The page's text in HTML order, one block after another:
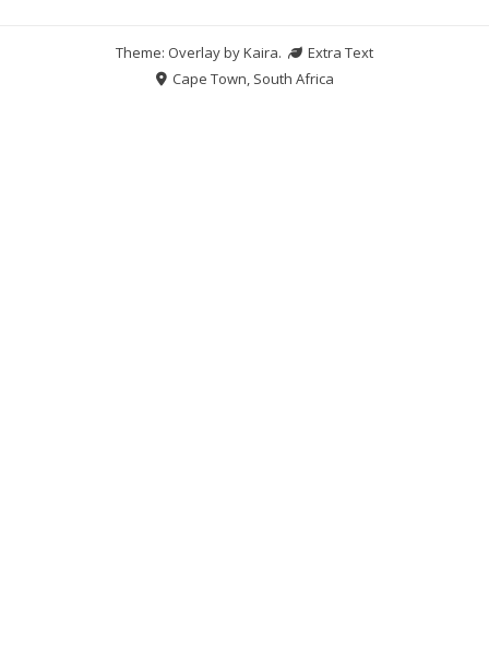
Theme: Overlay byKaira.
Extra Text
Cape Town, South Africa